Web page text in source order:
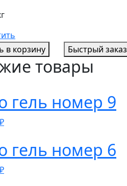
в корзину
Быстрый заказ
товары
гель номер 9
₽
гель номер 6
₽